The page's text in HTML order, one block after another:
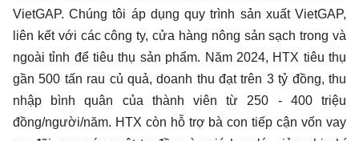
VietGAP. Chúng tôi áp dụng quy trình sản xuất VietGAP,
liên kết với các công ty, cửa hàng nông sản sạch trong và
ngoài tỉnh để tiêu thụ sản phẩm. Năm 2024, HTX tiêu thụ
gần 500 tấn rau củ quả, doanh thu đạt trên 3 tỷ đồng, thu
nhập bình quân của thành viên từ 250 - 400 triệu
đồng/người/năm. HTX còn hỗ trợ bà con tiếp cận vốn vay